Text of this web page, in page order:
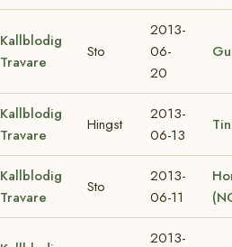
Kallblodig
Travare
Sto
2013-
06-
20
Kallblodig
Travare
Hingst
2013-
06-13
Kallblodig
Travare
Sto
2013-
06-11
2013-